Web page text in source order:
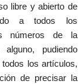
libre y abierto de
a todos los
números de la
pudiendo
los artículos,
de precisar la